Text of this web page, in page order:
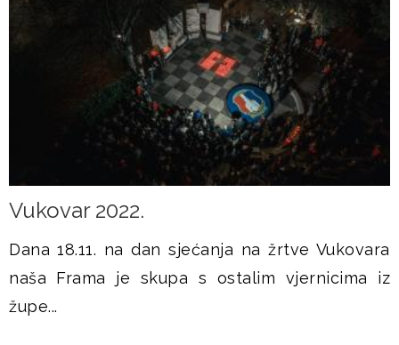
Vukovar 2022.
Dana 18.11. na dan sjećanja na žrtve Vukovara
naša Frama je skupa s ostalim vjernicima iz
župe...